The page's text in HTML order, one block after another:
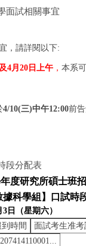
面試相關事宜
，請詳閱以下:
4月20日上午， 本系
4/10(三)中午12:00前告
段分配表
度研究所碩士班
據科學組】口試時
日（星期六）
時間 面試考生准考
207414110001...